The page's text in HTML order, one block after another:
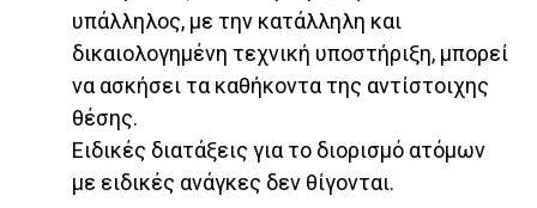
υπάλληλος, με την κατάλληλη και
δικαιολογημένη τεχνική υποστήριξη, μπορεί
να ασκήσει τα καθήκοντα της αντίστοιχης
θέσης.
Ειδικές διατάξεις για το διορισμό ατόμων
με ειδικές ανάγκες δεν θίγονται.